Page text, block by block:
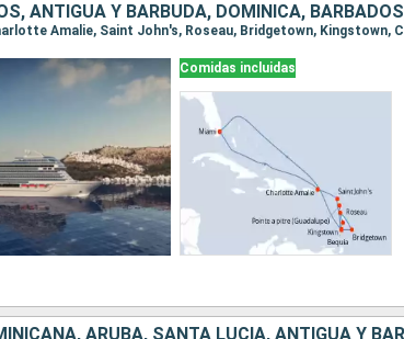
Comidas incluidas